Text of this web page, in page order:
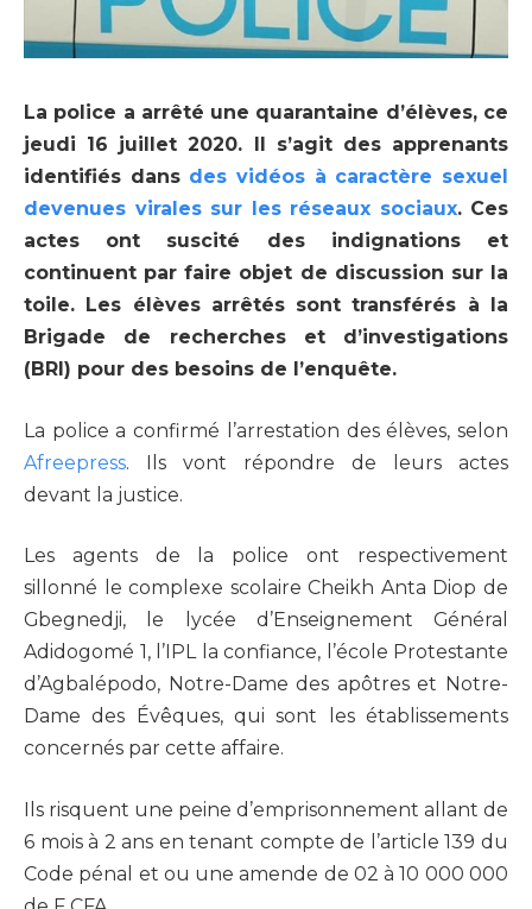
La police a arrêté une quarantaine d’élèves, ce
jeudi 16 juillet 2020. Il s’agit des apprenants
identifiés dans des vidéos à caractère sexuel
devenues virales sur les réseaux sociaux. Ces
actes ont suscité des indignations et
continuent par faire objet de discussion sur la
toile. Les élèves arrêtés sont transférés à la
Brigade de recherches et d’investigations
(BRI) pour des besoins de l’enquête.
La police a confirmé l’arrestation des élèves, selon
Afreepress. Ils vont répondre de leurs actes
devant la justice.
Les agents de la police ont respectivement
sillonné le complexe scolaire Cheikh Anta Diop de
Gbegnedji, le lycée d’Enseignement Général
Adidogomé 1, l’IPL la confiance, l’école Protestante
d’Agbalépodo, Notre-Dame des apôtres et Notre-
Dame des Évêques, qui sont les établissements
concernés par cette affaire.
Ils risquent une peine d’emprisonnement allant de
6 mois à 2 ans en tenant compte de l’article 139 du
Code pénal et ou une amende de 02 à 10 000 000